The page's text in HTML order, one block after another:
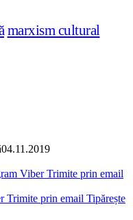
marxism cultural
04.11.2019
Viber Trimite prin email
Trimite prin email Tipărește